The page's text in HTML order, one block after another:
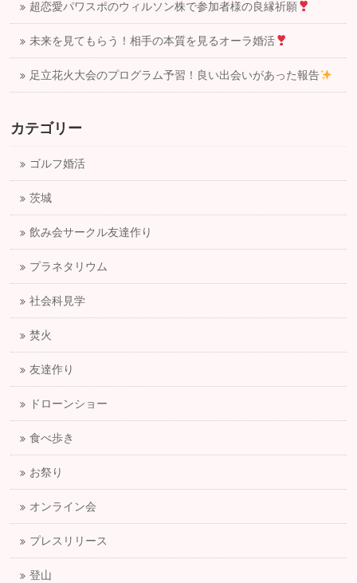
超恋愛パワスポのウィルソン株で参加者様の良縁祈願
未来を見てもらう！相手の本質を見るオーラ婚活
足立花火大会のプログラム予習！良い出会いがあった報告
カテゴリー
ゴルフ婚活
茨城
飲み会サークル友達作り
プラネタリウム
社会科見学
焚火
友達作り
ドローンショー
食べ歩き
お祭り
オンライン会
プレスリリース
登山